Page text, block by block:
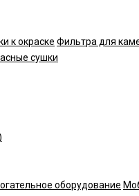
к окраске Фильтра для
сушки
оборудование